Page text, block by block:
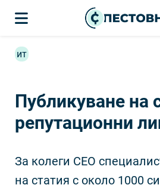
ит
Публикуване на
репутационни
За колеги СЕО
на статия с около 1000